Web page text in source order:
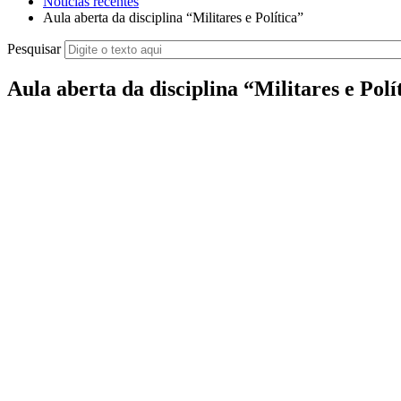
Aula aberta da disciplina “Militares e Política”
Pesquisar
Aula aberta da disciplina “Militares e